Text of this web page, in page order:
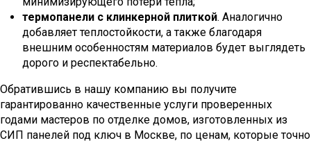
термопанели с клинкерной плиткой. Аналогично
добавляет теплостойкости, а также благодаря
внешним особенностям материалов будет выглядеть
дорого и респектабельно.
Обратившись в нашу компанию вы получите
гарантированно качественные услуги проверенных
годами мастеров по отделке домов, изготовленных из
СИП панелей под ключ в Москве, по ценам, которые точно